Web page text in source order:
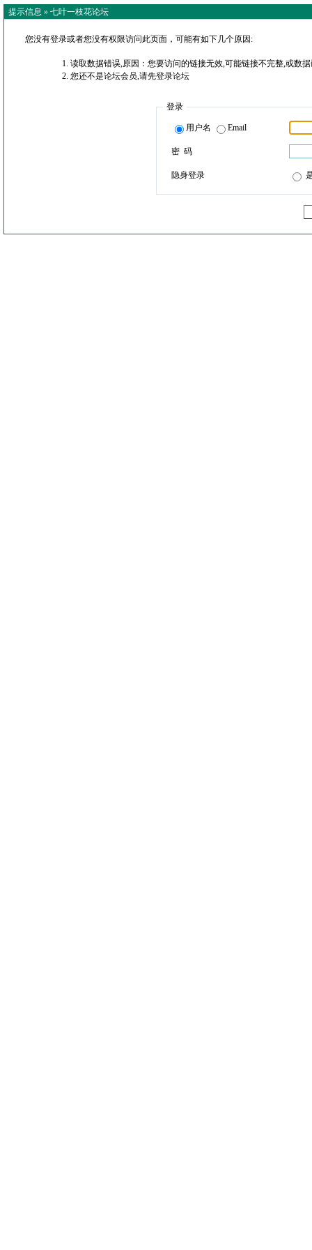
提示信息 » 七叶一枝花论坛
您没有登录或者您没有权限访问此页面，可能有如下几个原因:
读取数据错误,原因：您要访问的链接无效,可能链接不完整,或数
您还不是论坛会员,请先登录论坛
登录
用户名 Email
密 码
隐身登录